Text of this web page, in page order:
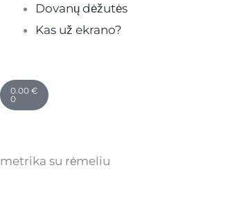
Dovanų dėžutės
Kas už ekrano?
0.00 €
0
Cart
metrika su rėmeliu